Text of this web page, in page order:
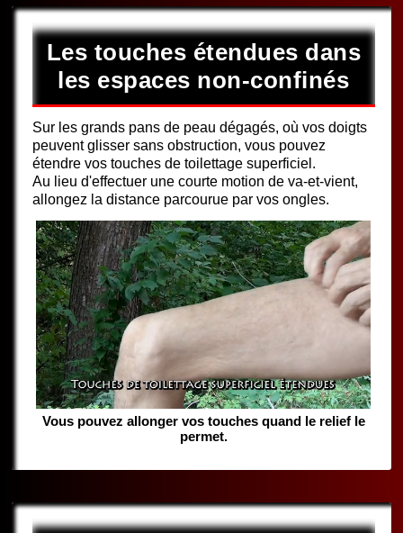
Les touches étendues dans
les espaces non-confinés
Sur les grands pans de peau dégagés, où vos doigts
peuvent glisser sans obstruction, vous pouvez
étendre vos touches de toilettage superficiel.
Au lieu d'effectuer une courte motion de va-et-vient,
allongez la distance parcourue par vos ongles.
Vous pouvez allonger vos touches quand le relief le
permet.